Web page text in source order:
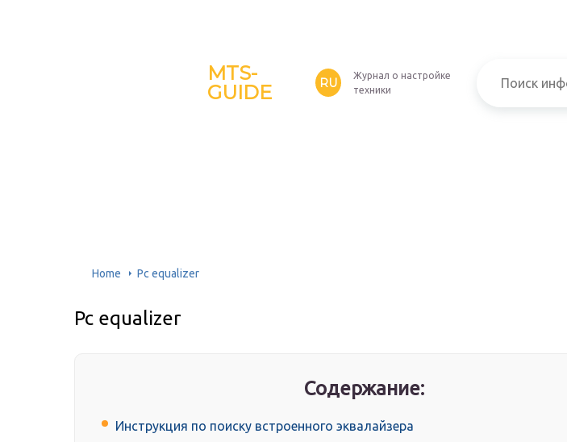
MTS-
GUIDE
RU
Журнал о настройке
техники
Home Pc equalizer
Pc equalizer
Содержание:
Инструкция по поиску встроенного эквалайзера